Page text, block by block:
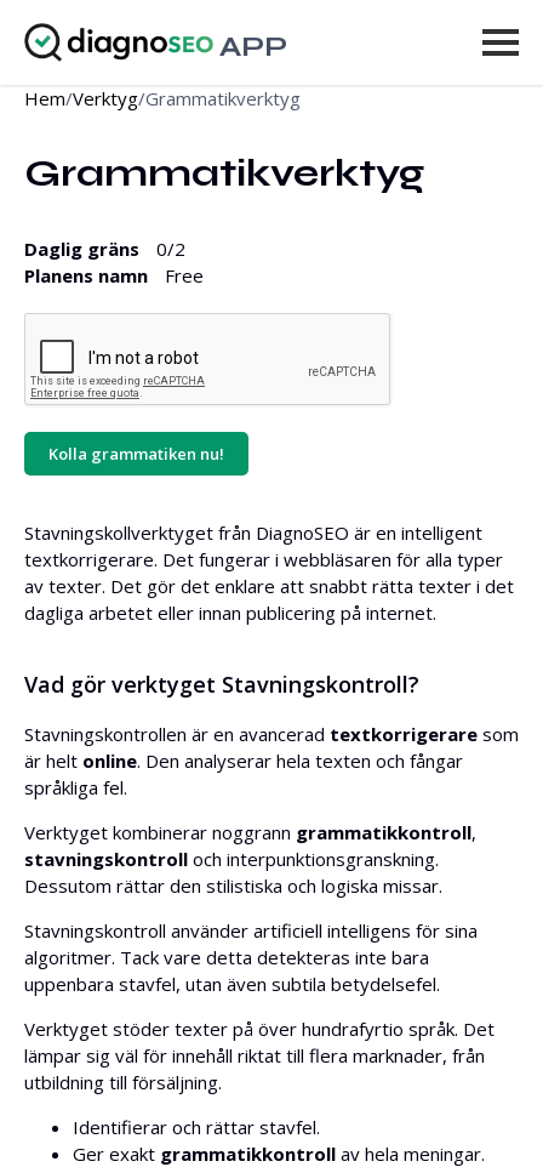
APP
Verktyg
Prissättning
Logga in
UPPGRADERA
Hem/Verktyg/Grammatikverktyg
Grammatikverktyg
Daglig gräns 0/2
Planens namn
Free
Kolla grammatiken nu!
Stavningskollverktyget från DiagnoSEO är en intelligent
textkorrigerare. Det fungerar i webbläsaren för alla typer
av texter. Det gör det enklare att snabbt rätta texter i det
dagliga arbetet eller innan publicering på internet.
Vad gör verktyget Stavningskontroll?
Stavningskontrollen är en avancerad textkorrigerare som
är helt online. Den analyserar hela texten och fångar
språkliga fel.
Verktyget kombinerar noggrann grammatikkontroll,
stavningskontroll och interpunktionsgranskning.
Dessutom rättar den stilistiska och logiska missar.
Stavningskontroll använder artificiell intelligens för sina
algoritmer. Tack vare detta detekteras inte bara
uppenbara stavfel, utan även subtila betydelsefel.
Verktyget stöder texter på över hundrafyrtio språk. Det
lämpar sig väl för innehåll riktat till flera marknader, från
utbildning till försäljning.
Identifierar och rättar stavfel.
Ger exakt grammatikkontroll av hela meningar.